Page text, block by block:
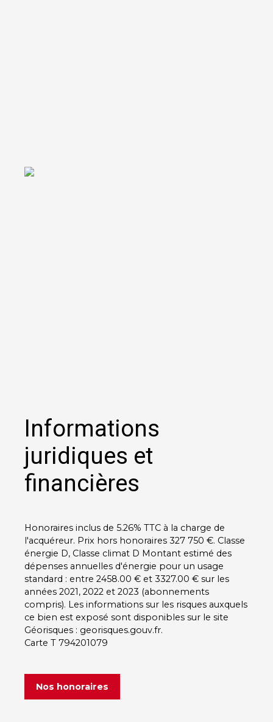
Informations
juridiques et
financières
Honoraires inclus de 5.26% TTC à la charge de
l'acquéreur. Prix hors honoraires 327 750 €. Classe
énergie D, Classe climat D Montant estimé des
dépenses annuelles d'énergie pour un usage
standard : entre 2458.00 € et 3327.00 € sur les
années 2021, 2022 et 2023 (abonnements
compris). Les informations sur les risques auxquels
ce bien est exposé sont disponibles sur le site
Géorisques : georisques.gouv.fr.
Carte T 794201079
Nos honoraires